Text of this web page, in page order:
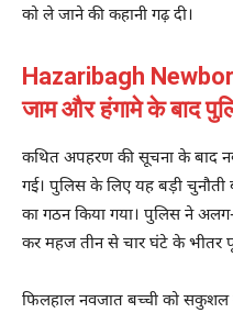
को ले जाने की कहानी गढ़ दी।
Hazaribagh
जाम और हंगामे के बाद
कथित अपहरण की सूचना के बाद
गई। पुलिस के लिए यह बड़ी
का गठन किया गया। पुलिस ने
कर महज तीन से चार घंटे के भीतर
फिलहाल नवजात बच्ची को सकुशल